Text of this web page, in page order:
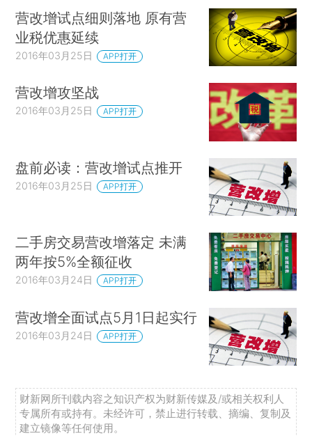
营改增试点细则落地 原有营
业税优惠延续
2016年03月25日 APP打开
营改增攻坚战
2016年03月25日 APP打开
盘前必读：营改增试点推开
2016年03月25日 APP打开
二手房交易营改增落定 未满
两年按5%全额征收
2016年03月24日 APP打开
营改增全面试点5月1日起实行
2016年03月24日 APP打开
财新网所刊载内容之知识产权为财新传媒及/或相关权利人
专属所有或持有。未经许可，禁止进行转载、摘编、复制及
建立镜像等任何使用。